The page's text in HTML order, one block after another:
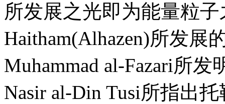
所发展之光即为能量粒
Haitham(Alhazen)所发展
Muhammad al-Fazari所
Nasir al-Din Tusi所指出